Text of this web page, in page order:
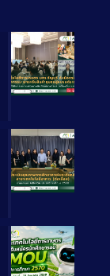
Long
Long